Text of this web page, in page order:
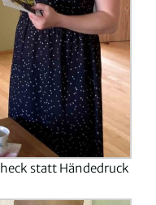
statt Händedruck